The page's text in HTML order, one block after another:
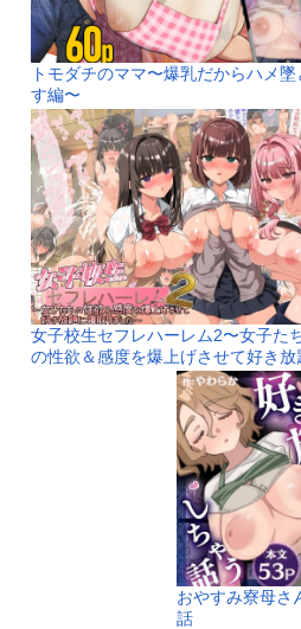
トモダチのママ〜爆乳だからハメ墜
す編〜
女子校生セフレハーレム2〜女子た
の性欲＆感度を爆上げさせて好き放
おやすみ寮母さ
話